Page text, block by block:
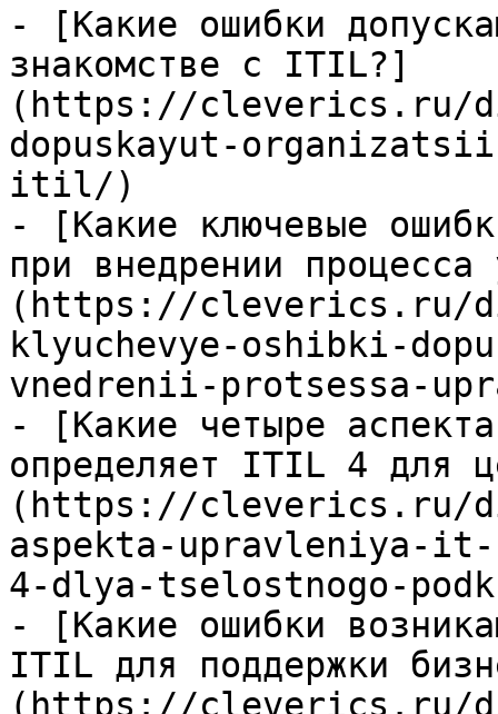
- [Какие ошибки
знакомстве с ITIL?]
(https://cleverics.ru/
dopuskayut-
itil/)
- [Какие ключевые
при внедрении
(https://cleverics.ru/
klyuchevye-oshibki-
vnedrenii-protsessa-
- [Какие четыре
определяет ITIL 4 для
(https://cleverics.ru/
aspekta-upravleniya-
4-dlya-tselostnogo-
- [Какие ошибки
ITIL для поддержки
(https://cleverics.ru/